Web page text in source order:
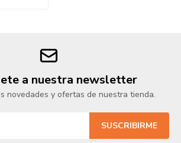
a nuestra newsletter
novedades y ofertas de nuestra tienda.
SUSCRIBIRME